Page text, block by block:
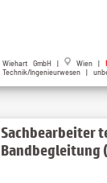
Wiehart GmbH | Wien |
Technik/Ingenieurwesen |
Sachbearbeiter
Bandbegleitung